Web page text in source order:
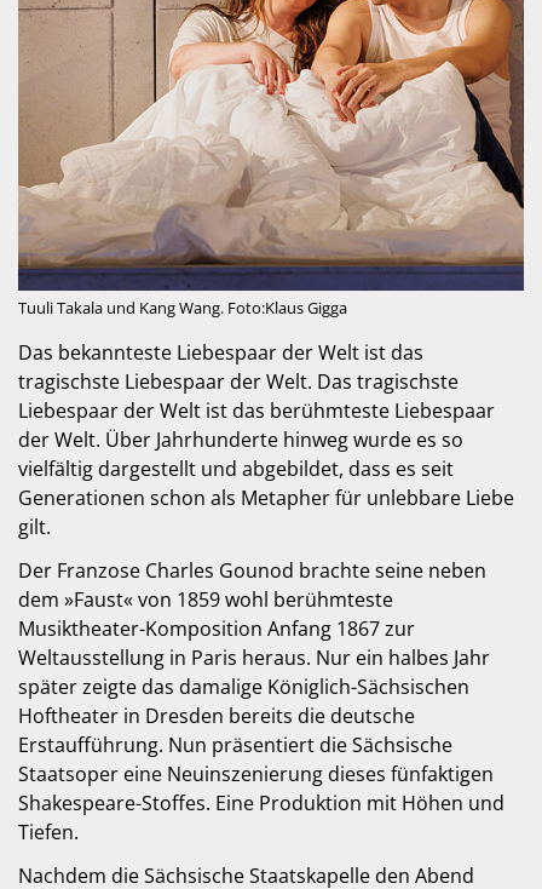
Tuuli Takala und Kang Wang. Foto:Klaus Gigga
Das bekannteste Liebespaar der Welt ist das
tragischste Liebespaar der Welt. Das tragischste
Liebespaar der Welt ist das berühmteste Liebespaar
der Welt. Über Jahrhunderte hinweg wurde es so
vielfältig dargestellt und abgebildet, dass es seit
Generationen schon als Metapher für unlebbare Liebe
gilt.
Der Franzose Charles Gounod brachte seine neben
dem »Faust« von 1859 wohl berühmteste
Musiktheater-Komposition Anfang 1867 zur
Weltausstellung in Paris heraus. Nur ein halbes Jahr
später zeigte das damalige Königlich-Sächsischen
Hoftheater in Dresden bereits die deutsche
Erstaufführung. Nun präsentiert die Sächsische
Staatsoper eine Neuinszenierung dieses fünfaktigen
Shakespeare-Stoffes. Eine Produktion mit Höhen und
Tiefen.
Nachdem die Sächsische Staatskapelle den Abend